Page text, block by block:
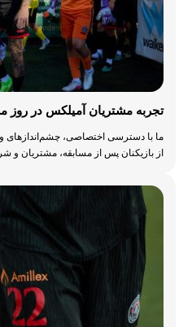
تجربه مشتریان آمیلکس در روز
ما با دسترسی اختصاصی، چشم‌اندازهای
از بازیکنان پس از مسابقه، مشتریان و